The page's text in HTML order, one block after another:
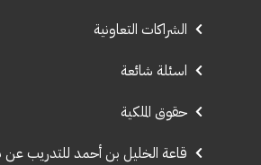
الشراكات التعاونية
اسئلة شائعة
حقوق الملكية
قاعة الخليل بن أحمد للتدريب عن